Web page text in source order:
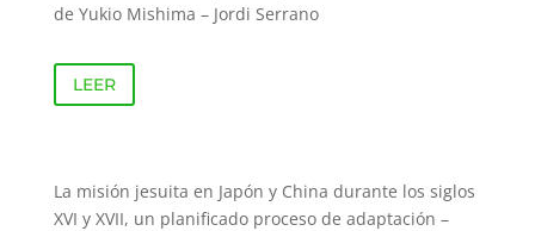
de Yukio Mishima – Jordi Serrano
LEER
La misión jesuita en Japón y China durante los siglos
XVI y XVII, un planificado proceso de adaptación –